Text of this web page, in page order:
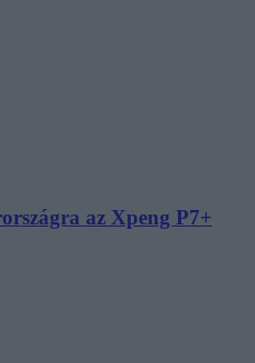
az Xpeng P7+